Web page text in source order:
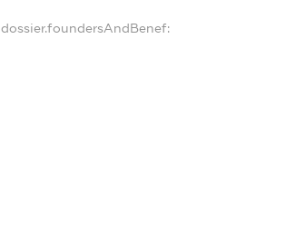
dossier.foundersAndBenef: